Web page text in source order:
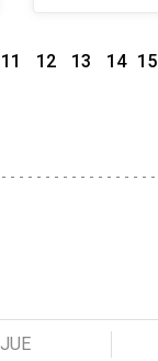
11 12 13 14 15
JUE